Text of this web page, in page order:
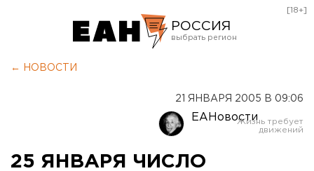
РОССИЯ
Оренбург
[18+]
← НОВОСТИ
21 ЯНВАРЯ 2005 В 09:06
ЕАНовости
25 ЯНВАРЯ ЧИСЛО